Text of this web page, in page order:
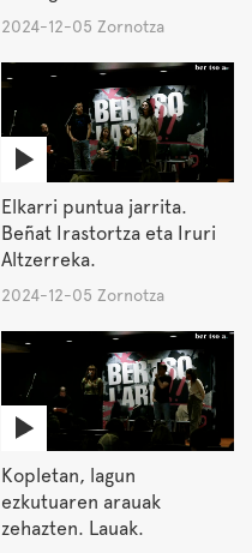
2024-12-05 Zornotza
Elkarri puntua jarrita.
Beñat Irastortza eta Iruri
Altzerreka.
2024-12-05 Zornotza
Kopletan, lagun
ezkutuaren arauak
zehazten. Lauak.